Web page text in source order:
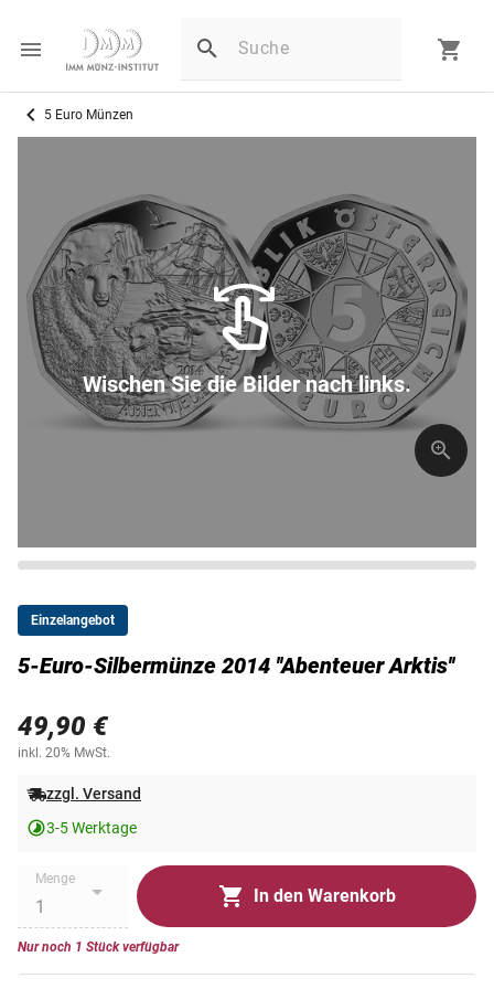
5 Euro Münzen
Wischen Sie die Bilder nach links.
Einzelangebot
5-Euro-Silbermünze 2014 ''Abenteuer Arktis''
49,90 €
inkl. 20% MwSt.
zzgl. Versand
3-5 Werktage
Menge
In den Warenkorb
Nur noch 1 Stück verfügbar